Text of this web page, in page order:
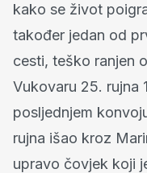
kako se život
također jedan od
cesti, teško ranjen
Vukovaru 25. rujna
posljednjem
rujna išao kroz
upravo čovjek koji